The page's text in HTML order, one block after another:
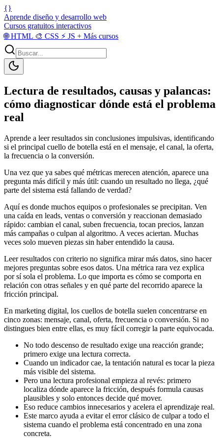
{}
Aprende diseño y desarrollo web
Cursos gratuitos interactivos
🌐HTML 🎨 CSS ⚡ JS + Más cursos
Lectura de resultados, causas y palancas:
cómo diagnosticar dónde está el problema
real
Aprende a leer resultados sin conclusiones impulsivas, identificando
si el principal cuello de botella está en el mensaje, el canal, la oferta,
la frecuencia o la conversión.
Una vez que ya sabes qué métricas merecen atención, aparece una
pregunta más difícil y más útil: cuando un resultado no llega, ¿qué
parte del sistema está fallando de verdad?
Aquí es donde muchos equipos o profesionales se precipitan. Ven
una caída en leads, ventas o conversión y reaccionan demasiado
rápido: cambian el canal, suben frecuencia, tocan precios, lanzan
más campañas o culpan al algoritmo. A veces aciertan. Muchas
veces solo mueven piezas sin haber entendido la causa.
Leer resultados con criterio no significa mirar más datos, sino hacer
mejores preguntas sobre esos datos. Una métrica rara vez explica
por sí sola el problema. Lo que importa es cómo se comporta en
relación con otras señales y en qué parte del recorrido aparece la
fricción principal.
En marketing digital, los cuellos de botella suelen concentrarse en
cinco zonas: mensaje, canal, oferta, frecuencia o conversión. Si no
distingues bien entre ellas, es muy fácil corregir la parte equivocada.
No todo descenso de resultado exige una reacción grande;
primero exige una lectura correcta.
Cuando un indicador cae, la tentación natural es tocar la pieza
más visible del sistema.
Pero una lectura profesional empieza al revés: primero
localiza dónde aparece la fricción, después formula causas
plausibles y solo entonces decide qué mover.
Eso reduce cambios innecesarios y acelera el aprendizaje real.
Este marco ayuda a evitar el error clásico de culpar a todo el
sistema cuando el problema está concentrado en una zona
concreta.